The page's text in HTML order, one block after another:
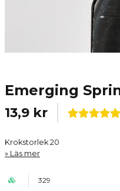
Emerging
13,9 kr
Krokstorlek 20
Läs mer
329